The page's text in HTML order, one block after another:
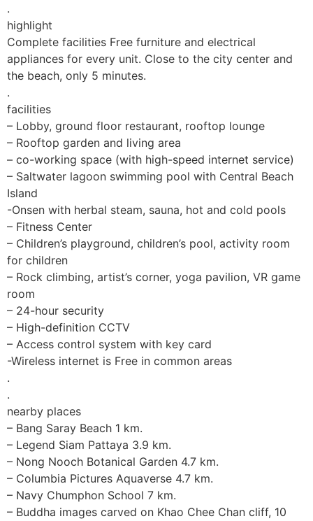
.
highlight
Complete facilities Free furniture and electrical
appliances for every unit. Close to the city center and
the beach, only 5 minutes.
.
facilities
– Lobby, ground floor restaurant, rooftop lounge
– Rooftop garden and living area
– co-working space (with high-speed internet service)
– Saltwater lagoon swimming pool with Central Beach
Island
-Onsen with herbal steam, sauna, hot and cold pools
– Fitness Center
– Children’s playground, children’s pool, activity room
for children
– Rock climbing, artist’s corner, yoga pavilion, VR game
room
– 24-hour security
– High-definition CCTV
– Access control system with key card
-Wireless internet is Free in common areas
.
.
nearby places
– Bang Saray Beach 1 km.
– Legend Siam Pattaya 3.9 km.
– Nong Nooch Botanical Garden 4.7 km.
– Columbia Pictures Aquaverse 4.7 km.
– Navy Chumphon School 7 km.
– Buddha images carved on Khao Chee Chan cliff, 10